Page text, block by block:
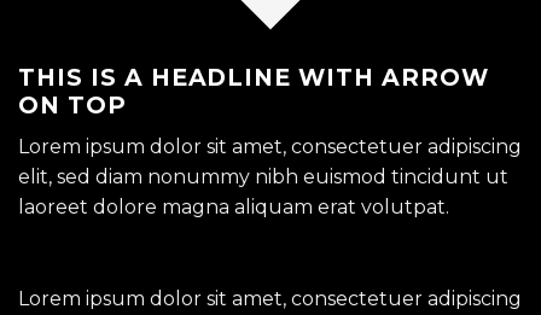
THIS IS A HEADLINE WITH ARROW
ON TOP
Lorem ipsum dolor sit amet, consectetuer adipiscing
elit, sed diam nonummy nibh euismod tincidunt ut
laoreet dolore magna aliquam erat volutpat.
Lorem ipsum dolor sit amet, consectetuer adipiscing